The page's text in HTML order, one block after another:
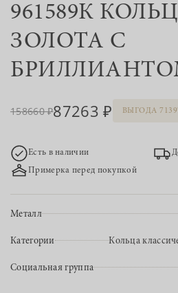
961589К
ЗОЛОТА С
158660 87263 ВЫГОДА
Есть в наличии
Примерка перед покупкой
Металл
Категории Кольца
Социальная группа